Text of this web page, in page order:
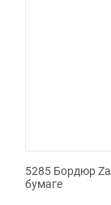
5285 Бордюр
бумаге